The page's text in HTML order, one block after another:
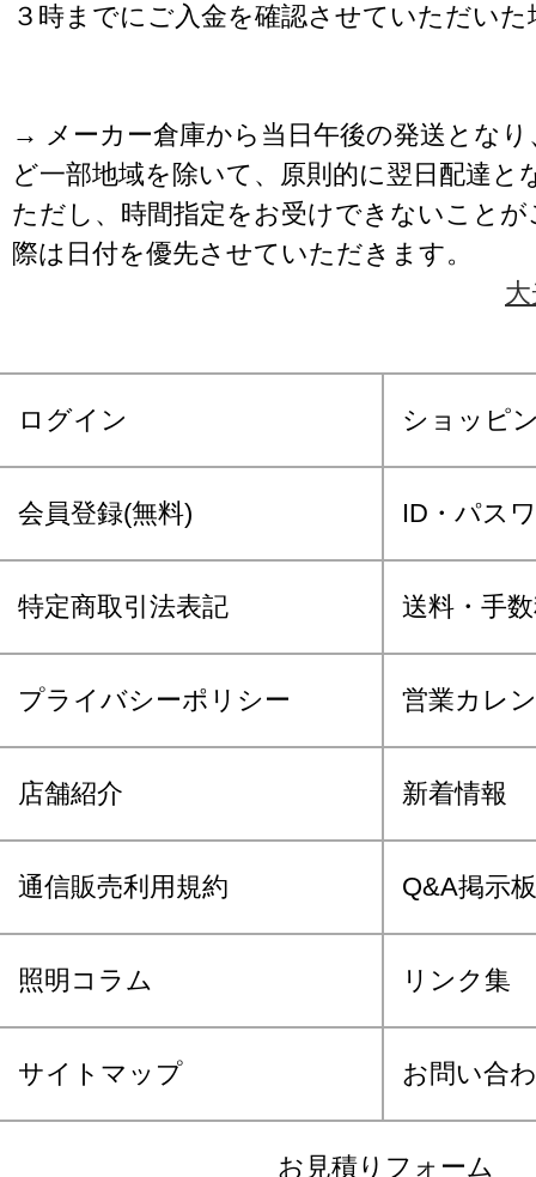
３時までにご入金を確認させていただいた
→ メーカー倉庫から当日午後の発送となり
ど一部地域を除いて、原則的に翌日配達と
ただし、時間指定をお受けできないこと
際は日付を優先させていただきます。
ログイン ショッピ
会員登録(無料) ID・パス
特定商取引法表記 送料・手
プライバシーポリシー 営業カレ
店舗紹介 新着情報
通信販売利用規約 Q&A掲示板
照明コラム リンク集
サイトマップ お問い合
お見積りフォーム